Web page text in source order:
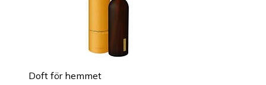
Doft för hemmet